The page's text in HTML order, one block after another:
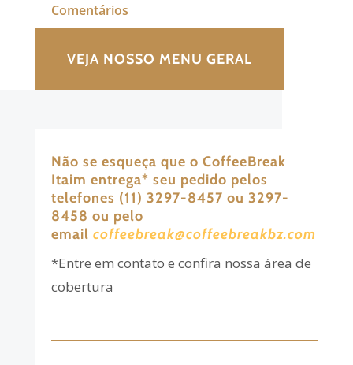
Comentários
VEJA NOSSO MENU GERAL
Não se esqueça que o CoffeeBreak
Itaim entrega* seu pedido pelos
telefones (11) 3297-8457 ou 3297-
8458 ou pelo
email coffeebreak@coffeebreakbz.com
*Entre em contato e confira nossa área de
cobertura